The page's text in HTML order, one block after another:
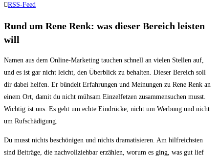
RSS-Feed
Rund um Rene Renk: was dieser Bereich leisten
will
Namen aus dem Online-Marketing tauchen schnell an vielen Stellen auf,
und es ist gar nicht leicht, den Überblick zu behalten. Dieser Bereich soll
dir dabei helfen. Er bündelt Erfahrungen und Meinungen zu Rene Renk an
einem Ort, damit du nicht mühsam Einzelfetzen zusammensuchen musst.
Wichtig ist uns: Es geht um echte Eindrücke, nicht um Werbung und nicht
um Rufschädigung.
Du musst nichts beschönigen und nichts dramatisieren. Am hilfreichsten
sind Beiträge, die nachvollziehbar erzählen, worum es ging, was gut lief